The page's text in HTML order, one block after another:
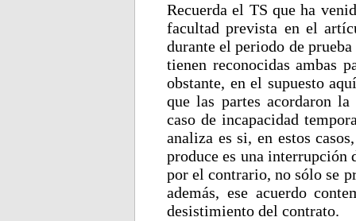
Recuerda el TS que ha
facultad prevista en el
durante el periodo de
tienen reconocidas ambas
obstante, en el supuesto
que las partes acordaron
caso de incapacidad
analiza es si, en estos
produce es una interrupción
por el contrario, no sólo se
además, ese acuerdo
desistimiento del contrato.